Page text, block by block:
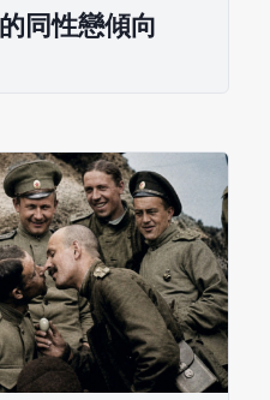
同性戀傾向